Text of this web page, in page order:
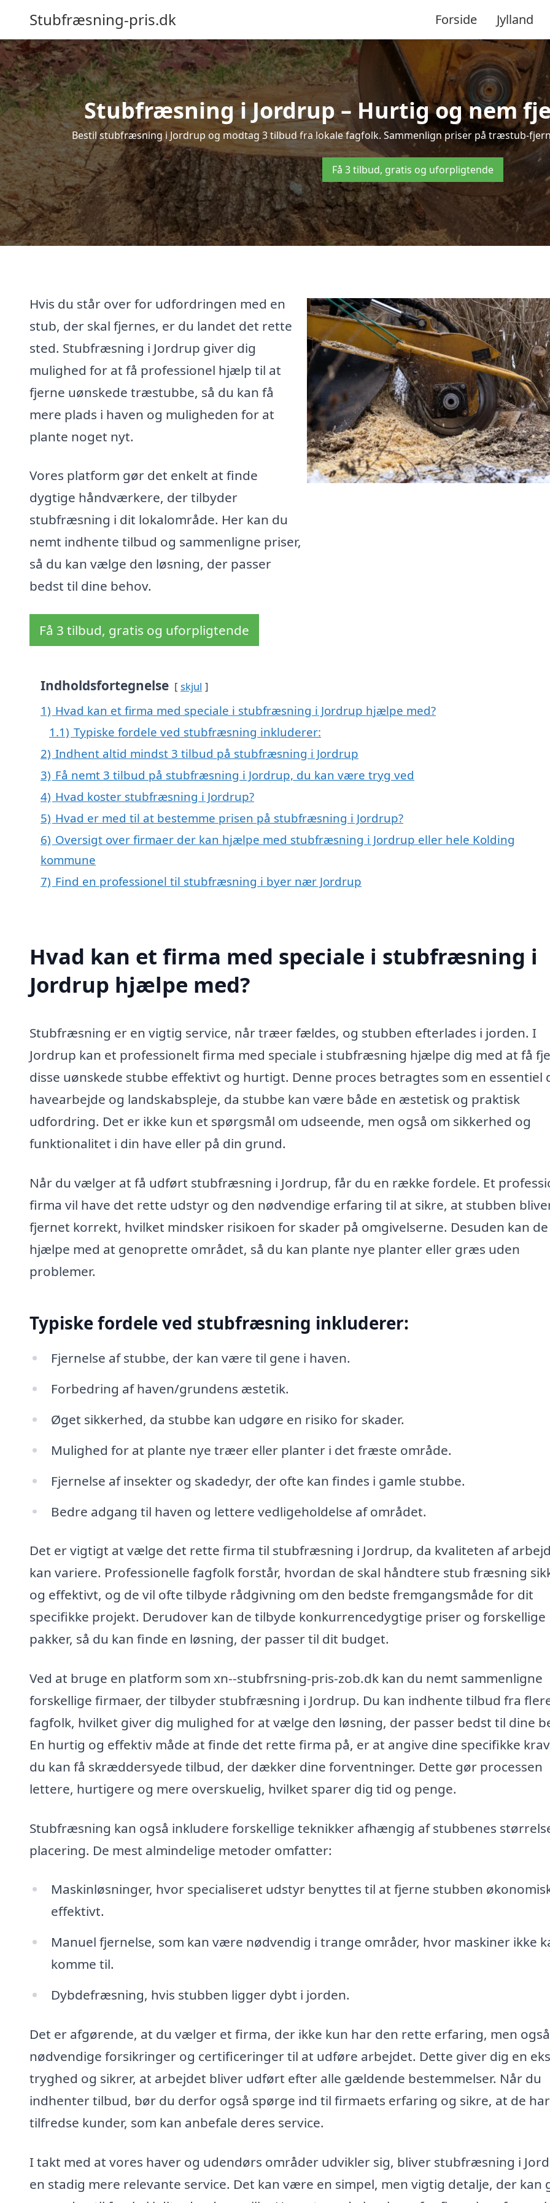
Stubfræsning-pris.dk Forside Jylland
Stubfræsning i Jordrup – Hurtig og nem
Bestil stubfræsning i Jordrup og modtag 3 tilbud fra lokale fagfolk. Sammenlign priser på træstub-
Få 3 tilbud, gratis og uforpligtende
Hvis du står over for udfordringen med en
stub, der skal fjernes, er du landet det rette
sted. Stubfræsning i Jordrup giver dig
mulighed for at få professionel hjælp til at
fjerne uønskede træstubbe, så du kan få
mere plads i haven og muligheden for at
plante noget nyt.
Vores platform gør det enkelt at finde
dygtige håndværkere, der tilbyder
stubfræsning i dit lokalområde. Her kan du
nemt indhente tilbud og sammenligne priser,
så du kan vælge den løsning, der passer
bedst til dine behov.
Få 3 tilbud, gratis og uforpligtende
Indholdsfortegnelse skjul
1) Hvad kan et firma med speciale i stubfræsning i Jordrup hjælpe med?
1.1) Typiske fordele ved stubfræsning inkluderer:
2) Indhent altid mindst 3 tilbud på stubfræsning i Jordrup
3) Få nemt 3 tilbud på stubfræsning i Jordrup, du kan være tryg ved
4) Hvad koster stubfræsning i Jordrup?
5) Hvad er med til at bestemme prisen på stubfræsning i Jordrup?
6) Oversigt over firmaer der kan hjælpe med stubfræsning i Jordrup eller hele Kolding
kommune
7) Find en professionel til stubfræsning i byer nær Jordrup
Hvad kan et firma med speciale i stubfræsning i
Jordrup hjælpe med?
Stubfræsning er en vigtig service, når træer fældes, og stubben efterlades i jorden. I
Jordrup kan et professionelt firma med speciale i stubfræsning hjælpe dig med at få
disse uønskede stubbe effektivt og hurtigt. Denne proces betragtes som en essentiel
havearbejde og landskabspleje, da stubbe kan være både en æstetisk og praktisk
udfordring. Det er ikke kun et spørgsmål om udseende, men også om sikkerhed og
funktionalitet i din have eller på din grund.
Når du vælger at få udført stubfræsning i Jordrup, får du en række fordele. Et
firma vil have det rette udstyr og den nødvendige erfaring til at sikre, at stubben
fjernet korrekt, hvilket mindsker risikoen for skader på omgivelserne. Desuden kan de
hjælpe med at genoprette området, så du kan plante nye planter eller græs uden
problemer.
Typiske fordele ved stubfræsning inkluderer:
Fjernelse af stubbe, der kan være til gene i haven.
Forbedring af haven/grundens æstetik.
Øget sikkerhed, da stubbe kan udgøre en risiko for skader.
Mulighed for at plante nye træer eller planter i det fræste område.
Fjernelse af insekter og skadedyr, der ofte kan findes i gamle stubbe.
Bedre adgang til haven og lettere vedligeholdelse af området.
Det er vigtigt at vælge det rette firma til stubfræsning i Jordrup, da kvaliteten af
kan variere. Professionelle fagfolk forstår, hvordan de skal håndtere stub fræsning
og effektivt, og de vil ofte tilbyde rådgivning om den bedste fremgangsmåde for dit
specifikke projekt. Derudover kan de tilbyde konkurrencedygtige priser og forskellige
pakker, så du kan finde en løsning, der passer til dit budget.
Ved at bruge en platform som xn--stubfrsning-pris-zob.dk kan du nemt sammenligne
forskellige firmaer, der tilbyder stubfræsning i Jordrup. Du kan indhente tilbud fra
fagfolk, hvilket giver dig mulighed for at vælge den løsning, der passer bedst til dine
En hurtig og effektiv måde at finde det rette firma på, er at angive dine specifikke
du kan få skræddersyede tilbud, der dækker dine forventninger. Dette gør processen
lettere, hurtigere og mere overskuelig, hvilket sparer dig tid og penge.
Stubfræsning kan også inkludere forskellige teknikker afhængig af stubbenes
placering. De mest almindelige metoder omfatter:
Maskinløsninger, hvor specialiseret udstyr benyttes til at fjerne stubben
effektivt.
Manuel fjernelse, som kan være nødvendig i trange områder, hvor maskiner ikke
komme til.
Dybdefræsning, hvis stubben ligger dybt i jorden.
Det er afgørende, at du vælger et firma, der ikke kun har den rette erfaring, men
nødvendige forsikringer og certificeringer til at udføre arbejdet. Dette giver dig en
tryghed og sikrer, at arbejdet bliver udført efter alle gældende bestemmelser. Når du
indhenter tilbud, bør du derfor også spørge ind til firmaets erfaring og sikre, at de har
tilfredse kunder, som kan anbefale deres service.
I takt med at vores haver og udendørs områder udvikler sig, bliver stubfræsning i
en stadig mere relevante service. Det kan være en simpel, men vigtig detalje, der kan